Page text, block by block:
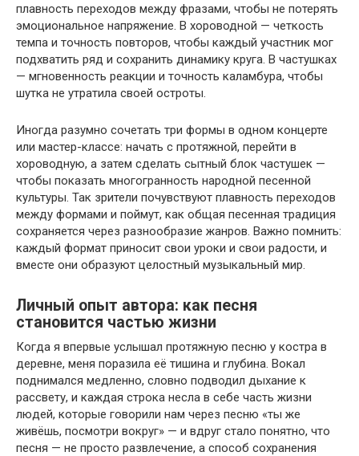
плавность переходов между фразами, чтобы не потерять
эмоциональное напряжение. В хороводной — четкость
темпа и точность повторов, чтобы каждый участник мог
подхватить ряд и сохранить динамику круга. В частушках
— мгновенность реакции и точность каламбура, чтобы
шутка не утратила своей остроты.
Иногда разумно сочетать три формы в одном концерте
или мастер-классе: начать с протяжной, перейти в
хороводную, а затем сделать сытный блок частушек —
чтобы показать многогранность народной песенной
культуры. Так зрители почувствуют плавность переходов
между формами и поймут, как общая песенная традиция
сохраняется через разнообразие жанров. Важно помнить:
каждый формат приносит свои уроки и свои радости, и
вместе они образуют целостный музыкальный мир.
Личный опыт автора: как песня
становится частью жизни
Когда я впервые услышал протяжную песню у костра в
деревне, меня поразила её тишина и глубина. Вокал
поднимался медленно, словно подводил дыхание к
рассвету, и каждая строка несла в себе часть жизни
людей, которые говорили нам через песню «ты же
живёшь, посмотри вокруг» — и вдруг стало понятно, что
песня — не просто развлечение, а способ сохранения